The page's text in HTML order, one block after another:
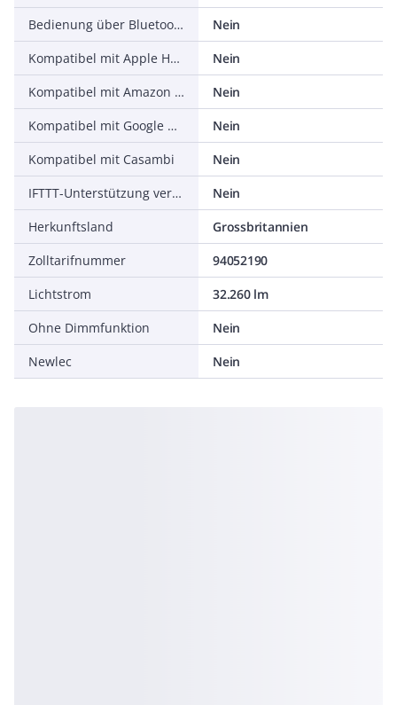
Bedienung über Bluetooth
Nein
Kompatibel mit Apple HomeKit
Nein
Kompatibel mit Amazon Alexa
Nein
Kompatibel mit Google Assistant
Nein
Kompatibel mit Casambi
Nein
IFTTT-Unterstützung verfügbar
Nein
Herkunftsland
Grossbritannien
Zolltarifnummer
94052190
Lichtstrom
32.260 lm
Ohne Dimmfunktion
Nein
Newlec
Nein